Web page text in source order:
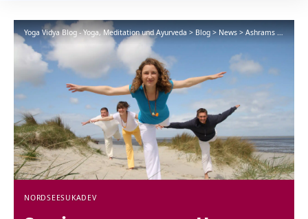
Yoga Vidya Blog - Yoga, Meditation und Ayurveda>Blog>News>Ashrams>
NORDSEESUKADEV